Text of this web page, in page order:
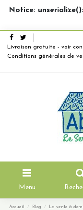
Notice:
Livraison gratuite - voir
Conditions générales de
Menu
Accueil Blog La vente à